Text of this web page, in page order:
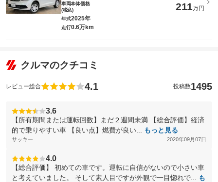
車両本体価格
(税込)
211万円
年式2025年
走行0.6万km
クルマのクチコミ
レビュー総合 4.1 投稿数1495
3.6
【所有期間または運転回数】まだ２週間未満 【総合評価】経済
的で乗りやすい車 【良い点】燃費が良い...
もっと見る
サッキー 2020年09月07日
4.0
【総合評価】 初めての車です。運転に自信がないので小さい車
と考えていました。 そして素人目ですが外観で一目惚れで...
も